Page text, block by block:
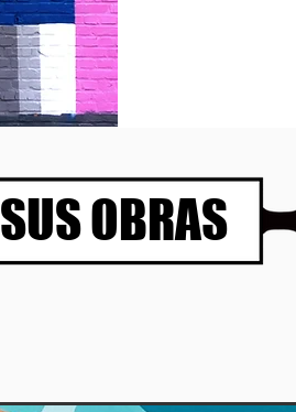
SUS OBRAS